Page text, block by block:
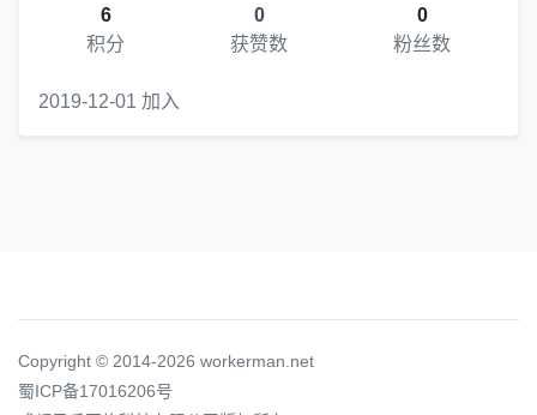
6
积分
0
获赞数
0
粉丝数
2019-12-01 加入
Copyright © 2014-2026 workerman.net
蜀ICP备17016206号